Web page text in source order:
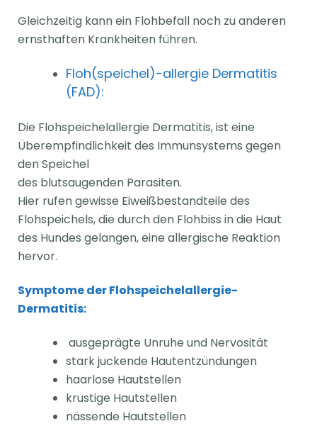
Gleichzeitig kann ein Flohbefall noch zu anderen
ernsthaften Krankheiten führen.
Floh(speichel)-allergie Dermatitis
(FAD):
Die Flohspeichelallergie Dermatitis, ist eine
Überempfindlichkeit des Immunsystems gegen
den Speichel
des blutsaugenden Parasiten.
Hier rufen gewisse Eiweißbestandteile des
Flohspeichels, die durch den Flohbiss in die Haut
des Hundes gelangen, eine allergische Reaktion
hervor.
Symptome der Flohspeichelallergie-
Dermatitis:
ausgeprägte Unruhe und Nervosität
stark juckende Hautentzündungen
haarlose Hautstellen
krustige Hautstellen
nässende Hautstellen